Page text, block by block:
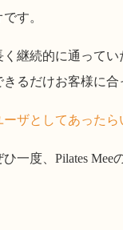
です。
く継続的に通ってい
きるだけお客様に
ーザとしてあったら
ひ一度、Pilates Mee